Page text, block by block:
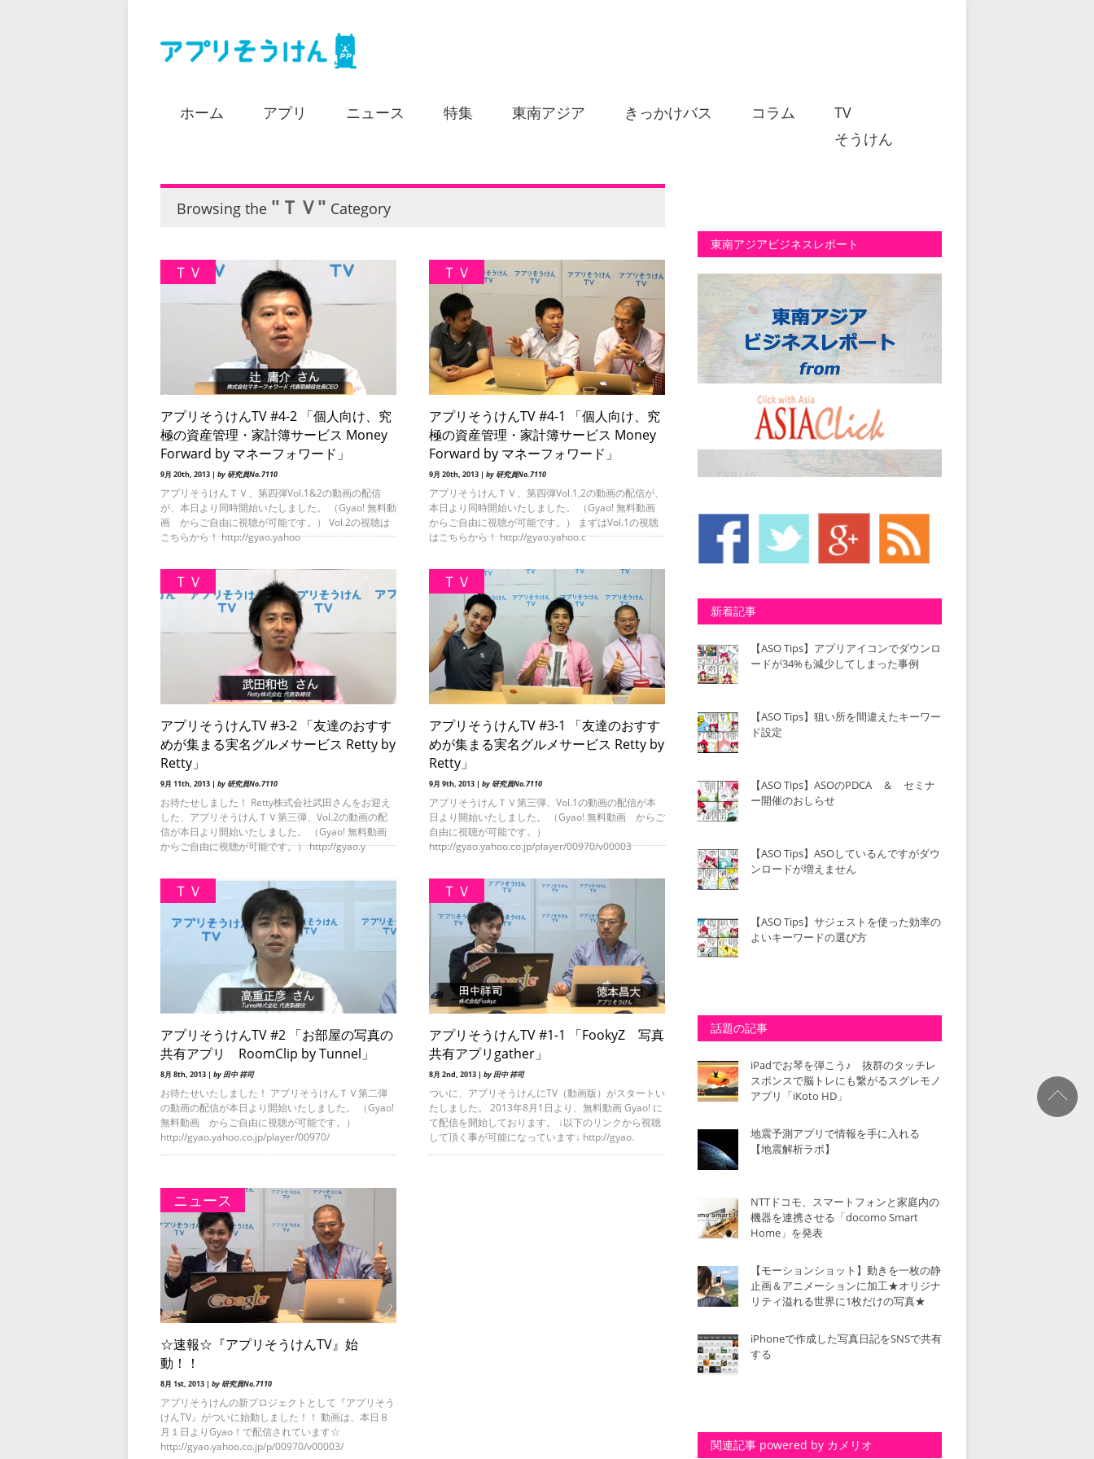
ホーム アプリ ニュース 特集 東南アジア きっかけバス コラム
TV
そうけん
Browsing the "ＴＶ" Category
ＴＶ
アプリそうけんTV #4-2 「個人向け、究
極の資産管理・家計簿サービス Money
Forward by マネーフォワード」
9月 20th, 2013 | by 研究員No.7110
アプリそうけんＴＶ、第四弾Vol.1&2の動画の配信
が、本日より同時開始いたしました。 （Gyao! 無料動
画 からご自由に視聴が可能です。） Vol.2の視聴は
こちらから！ http://gyao.yahoo
ＴＶ
アプリそうけんTV #4-1 「個人向け、究
極の資産管理・家計簿サービス Money
Forward by マネーフォワード」
9月 20th, 2013 | by 研究員No.7110
アプリそうけんＴＶ、第四弾Vol.1,2の動画の配信が、
本日より同時開始いたしました。 （Gyao! 無料動画
からご自由に視聴が可能です。） まずはVol.1の視聴
はこちらから！ http://gyao.yahoo.c
ＴＶ
アプリそうけんTV #3-2 「友達のおすす
めが集まる実名グルメサービス Retty by
Retty」
9月 11th, 2013 | by 研究員No.7110
お待たせしました！ Retty株式会社武田さんをお迎え
した、アプリそうけんＴＶ第三弾、Vol.2の動画の配
信が本日より開始いたしました。 （Gyao! 無料動画
からご自由に視聴が可能です。） http://gyao.y
ＴＶ
アプリそうけんTV #3-1 「友達のおすす
めが集まる実名グルメサービス Retty by
Retty」
9月 9th, 2013 | by 研究員No.7110
アプリそうけんＴＶ第三弾、Vol.1の動画の配信が本
日より開始いたしました。 （Gyao! 無料動画 からご
自由に視聴が可能です。）
http://gyao.yahoo.co.jp/player/00970/v00003
ＴＶ
アプリそうけんTV #2 「お部屋の写真の
共有アプリ RoomClip by Tunnel」
8月 8th, 2013 | by 田中 祥司
お待たせいたしました！ アプリそうけんＴＶ第二弾
の動画の配信が本日より開始いたしました。 （Gyao!
無料動画 からご自由に視聴が可能です。）
http://gyao.yahoo.co.jp/player/00970/
ＴＶ
アプリそうけんTV #1-1 「FookyZ 写真
共有アプリgather」
8月 2nd, 2013 | by 田中 祥司
ついに、アプリそうけんにTV（動画版）がスタートい
たしました。 2013年8月1日より、無料動画 Gyao! に
て配信を開始しております。 ↓以下のリンクから視聴
して頂く事が可能になっています↓ http://gyao.
ニュース
☆速報☆『アプリそうけんTV』始
動！！
8月 1st, 2013 | by 研究員No.7110
アプリそうけんの新プロジェクトとして『アプリそう
けんTV』がついに始動しました！！ 動画は、本日８
月１日よりGyao！で配信されています☆
http://gyao.yahoo.co.jp/p/00970/v00003/
東南アジアビジネスレポート
新着記事
【ASO Tips】アプリアイコンでダウンロ
ードが34%も減少してしまった事例
【ASO Tips】狙い所を間違えたキーワー
ド設定
【ASO Tips】ASOのPDCA ＆ セミナ
ー開催のおしらせ
【ASO Tips】ASOしているんですがダウ
ンロードが増えません
【ASO Tips】サジェストを使った効率の
よいキーワードの選び方
話題の記事
iPadでお琴を弾こう♪ 抜群のタッチレ
スポンスで脳トレにも繋がるスグレモノ
アプリ「iKoto HD」
地震予測アプリで情報を手に入れる
【地震解析ラボ】
NTTドコモ、スマートフォンと家庭内の
機器を連携させる「docomo Smart
Home」を発表
【モーションショット】動きを一枚の静
止画＆アニメーションに加工★オリジナ
リティ溢れる世界に1枚だけの写真★
iPhoneで作成した写真日記をSNSで共有
する
関連記事 powered by カメリオ